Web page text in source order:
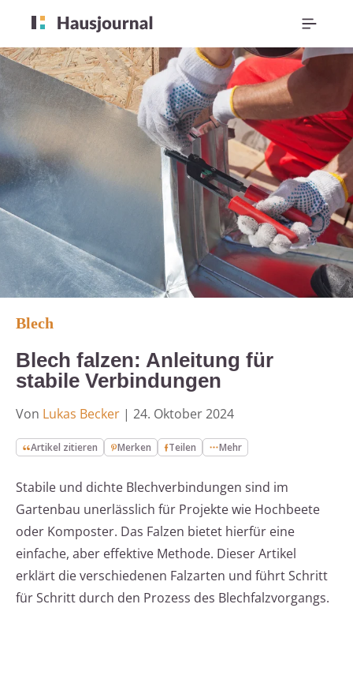
Blech
Blech falzen: Anleitung für
stabile Verbindungen
Von Lukas Becker | 24. Oktober 2024
Artikel zitieren Merken Teilen Mehr
Stabile und dichte Blechverbindungen sind im
Gartenbau unerlässlich für Projekte wie Hochbeete
oder Komposter. Das Falzen bietet hierfür eine
einfache, aber effektive Methode. Dieser Artikel
erklärt die verschiedenen Falzarten und führt Schritt
für Schritt durch den Prozess des Blechfalzvorgangs.